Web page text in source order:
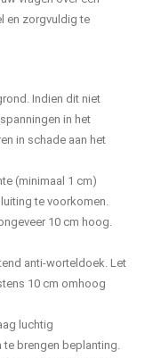
en zorgvuldig te
Indien dit niet
in het
in schade aan het
(minimaal 1 cm)
te voorkomen.
10 cm hoog.
anti-worteldoek. Let
10 cm omhoog
luchtig
brengen beplanting.